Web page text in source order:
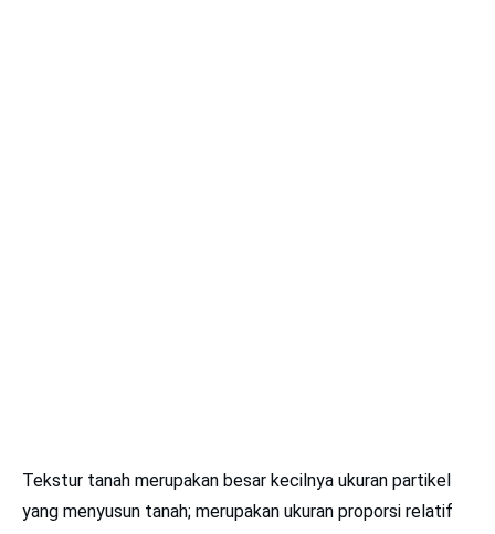
Tekstur tanah merupakan besar kecilnya ukuran partikel
yang menyusun tanah; merupakan ukuran proporsi relatif